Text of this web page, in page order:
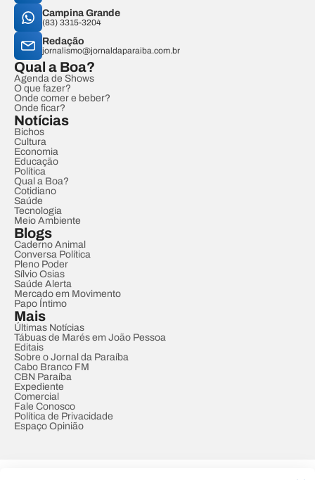
Campina Grande
(83) 3315-3204
Redação
jornalismo@jornaldaparaiba.com.br
Qual a Boa?
Agenda de Shows
O que fazer?
Onde comer e beber?
Onde ficar?
Notícias
Bichos
Cultura
Economia
Educação
Política
Qual a Boa?
Cotidiano
Saúde
Tecnologia
Meio Ambiente
Blogs
Caderno Animal
Conversa Política
Pleno Poder
Sílvio Osias
Saúde Alerta
Mercado em Movimento
Papo Íntimo
Mais
Últimas Notícias
Tábuas de Marés em João Pessoa
Editais
Sobre o Jornal da Paraíba
Cabo Branco FM
CBN Paraíba
Expediente
Comercial
Fale Conosco
Política de Privacidade
Espaço Opinião